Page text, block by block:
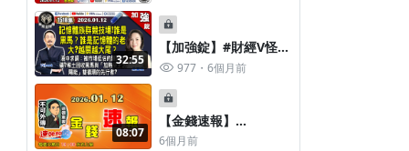
K分析師(曾煥文) #財經
V怪客(馮泉富) #翁依君
(AI|記憶體|四個號馬|
演講會|稀土|白銀|美
銀)
32:55
【加強錠】#財經V怪客
(馮泉富) #翁依君《我
星星之火已在台股燎
原！再不跟上！我也沒
辦法！
977 6個月前
08:07
【金錢速報】
2026.01.12 我是金錢爆
6個月前